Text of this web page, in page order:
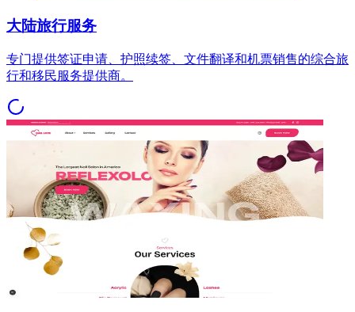
大陆旅行服务
专门提供签证申请、护照续签、文件翻译和机票销售的综合旅
行和移民服务提供商。